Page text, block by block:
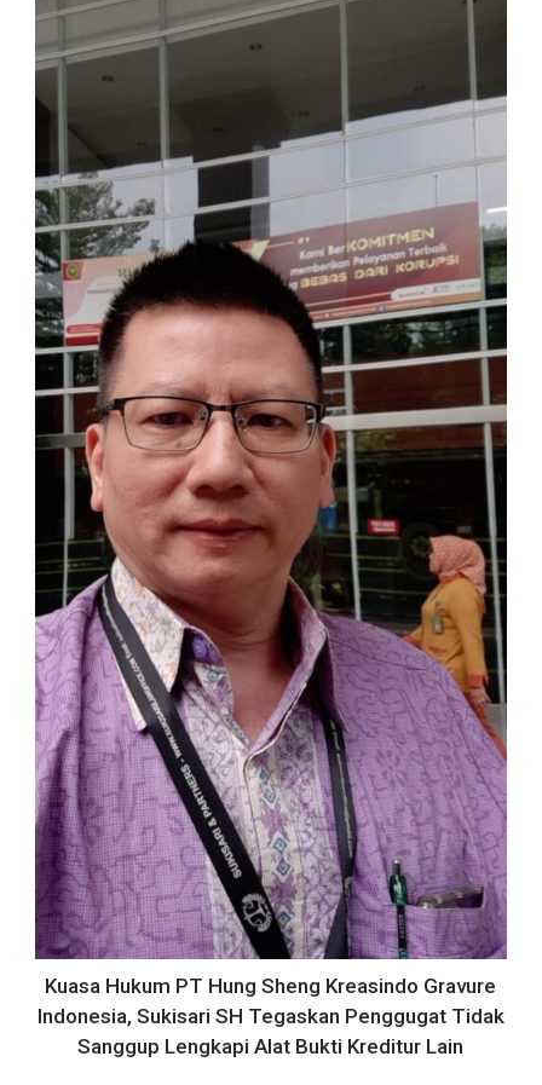
Kuasa Hukum PT Hung Sheng Kreasindo Gravure
Indonesia, Sukisari SH Tegaskan Penggugat Tidak
Sanggup Lengkapi Alat Bukti Kreditur Lain